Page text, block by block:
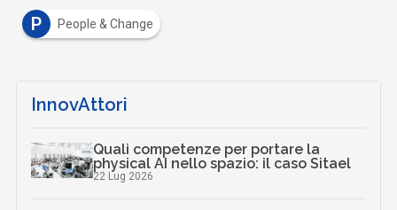
P
People & Change
InnovAttori
Quali competenze per portare la
physical AI nello spazio: il caso Sitael
22 Lug 2026